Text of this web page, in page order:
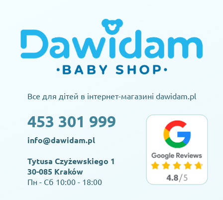
Все для дітей в інтернет-магазині dawidam.pl
453 301 999
info@dawidam.pl
Tytusa Czyżewskiego 1
30-085 Kraków
Пн - Сб 10:00 - 18:00